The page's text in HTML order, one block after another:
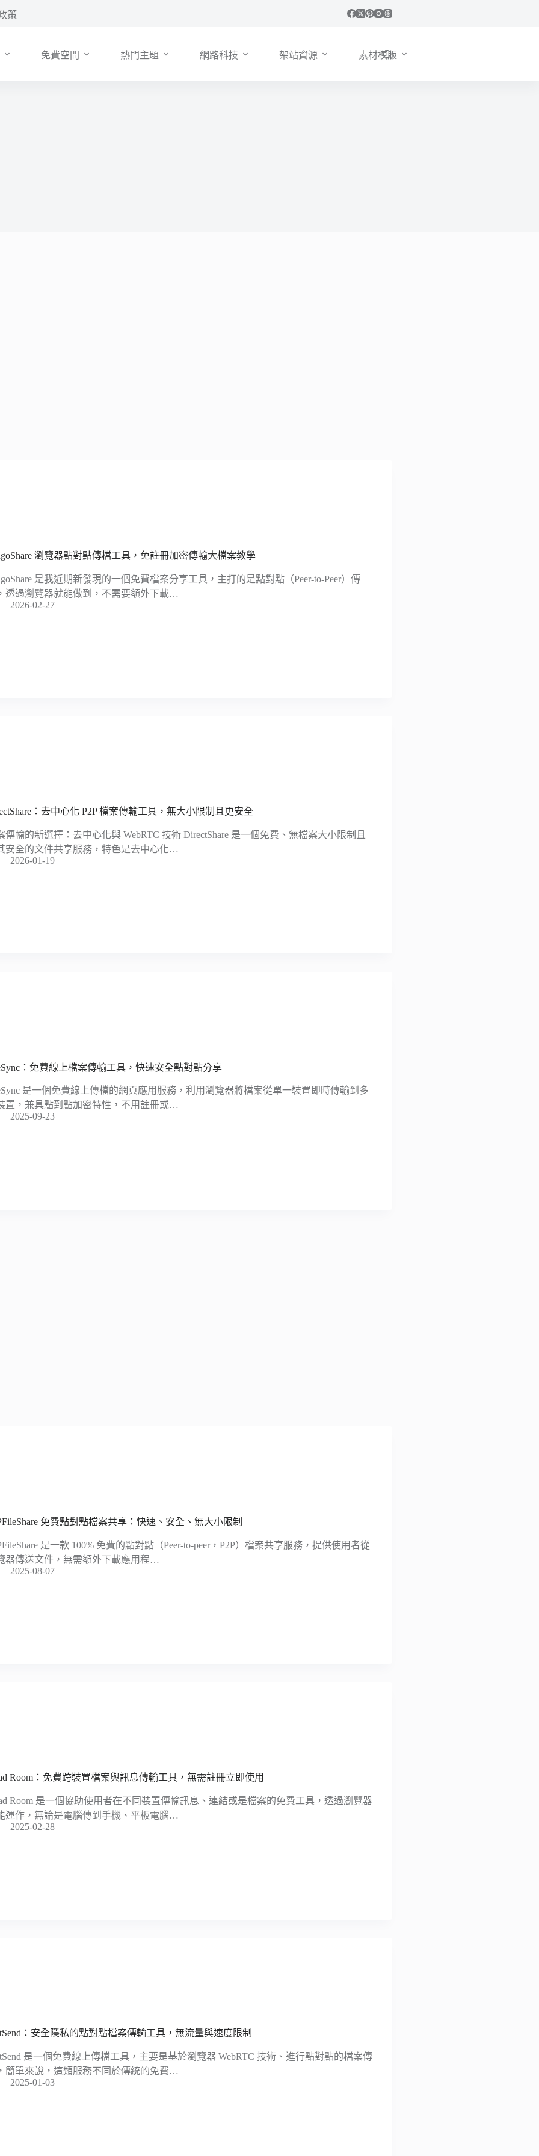
策
免費空間 熱門主題 網路科技 架站資源 素材模版
瀏覽器點對點傳檔工具，免註冊加密傳輸大檔案教學
是我近期新發現的一個免費檔案分享工具，主打的是點對點（Peer-to-Peer）傳
透過瀏覽器就能做到，不需要額外下載…
2026-02-27
：去中心化 P2P 檔案傳輸工具，無大小限制且更安全
傳輸的新選擇：去中心化與 WebRTC 技術 DirectShare 是一個免費、無檔案大小限制且
安全的文件共享服務，特色是去中心化…
2026-01-19
：免費線上檔案傳輸工具，快速安全點對點分享
是一個免費線上傳檔的網頁應用服務，利用瀏覽器將檔案從單一裝置即時傳輸到多
置，兼具點到點加密特性，不用註冊或…
2025-09-23
免費點對點檔案共享：快速、安全、無大小限制
是一款 100% 免費的點對點（Peer-to-peer，P2P）檔案共享服務，提供使用者從
器傳送文件，無需額外下載應用程…
2025-08-07
Room：免費跨裝置檔案與訊息傳輸工具，無需註冊立即使用
Room 是一個協助使用者在不同裝置傳輸訊息、連結或是檔案的免費工具，透過瀏覽器
運作，無論是電腦傳到手機、平板電腦…
2025-02-28
：安全隱私的點對點檔案傳輸工具，無流量與速度限制
是一個免費線上傳檔工具，主要是基於瀏覽器 WebRTC 技術、進行點對點的檔案傳
簡單來說，這類服務不同於傳統的免費…
2025-01-03